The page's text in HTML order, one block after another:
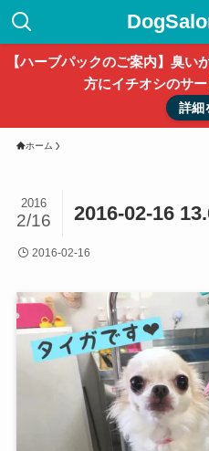
【ハーブパックのご案内】臭い
方にイチオシのサ
詳細
ホーム
2016-02-16
2016
2/16
2016-02-16